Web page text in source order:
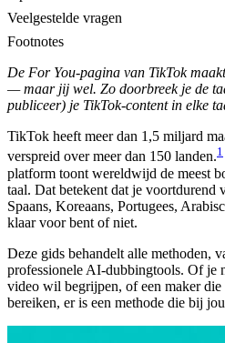
Veelgestelde vragen
Footnotes
De For You-pagina van TikTok
— maar jij wel. Zo doorbreek je de
publiceer) je TikTok-content in elke
TikTok heeft meer dan 1,5 miljard
verspreid over meer dan 150 landen.1
platform toont wereldwijd de meest
taal. Dat betekent dat je voortdurend
Spaans, Koreaans, Portugees,
klaar voor bent of niet.
Deze gids behandelt alle methoden,
professionele AI-dubbingtools. Of je
video wil begrijpen, of een maker
bereiken, er is een methode die bij